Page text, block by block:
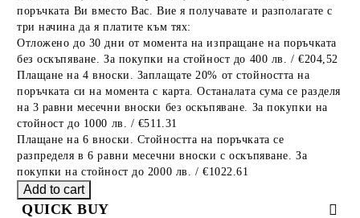
поръчката Ви вместо Вас. Вие я получавате и разполагате с
три начина да я платите към тях:
Отложено до 30 дни от момента на изпращане на поръчката
без оскъпяване. За покупки на стойност до 400 лв. / €204,52
Плащане на 4 вноски. Заплащате 20% от стойността на
поръчката си на момента с карта. Останалата сума се разделя
на 3 равни месечни вноски без оскъпяване. За покупки на
стойност до 1000 лв. / €511.31
Плащане на 6 вноски. Стойността на поръчката се
разпределя в 6 равни месечни вноски с оскъпяване. За
покупки на стойност до 2000 лв. / €1022.61
QUICK BUY